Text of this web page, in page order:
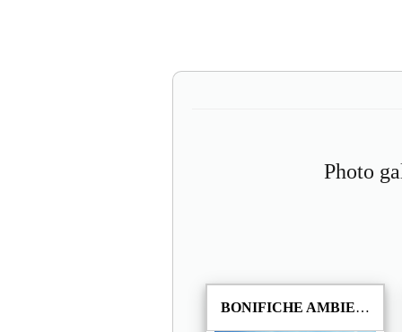
Photo
BONIFICHE AMBIENTALI